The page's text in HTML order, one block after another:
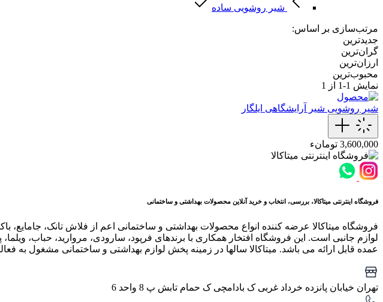
شیر روشویی ساده
مرتب‌سازی بر اساس:
جدیدترین
گران‌ترین
ارزان‌ترین
محبوب‌ترین
نمایش 1-1 از 1
شیر روشویی شیر آرایشگاهی ایلگار
3,600,000 تومانء
فروشگاه اینترنتی میتاکالا، بررسی، انتخاب و خرید آنلاین محصولات بهداشتی و ساختمانی
فروشگاه میتاکالا عرضه کننده انواع محصولات بهداشتی و ساختمانی اعم از فلاش تانک،
لوازم جانبی است. این فروشگاه افتخار همکاری با برندهای فرپود، سارودی، مروارید، حباب،
عمده قابل ارائه می باشد. میتاکالا سالها در زمینه پخش لوازم بهداشتی و ساختمانی مشغول به
تهران خیابان پانزده خرداد غربی ک بادامچی ک حمام تابش پ 8 واحد 6